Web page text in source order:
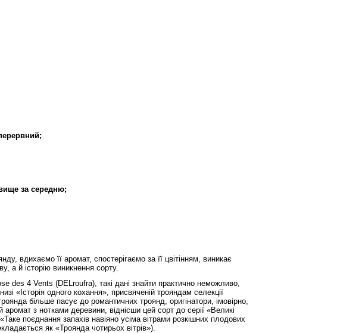
за середню;
вдихаємо її аромат, спостерігаємо за її цвітінням, виникає
а й історію виникнення сорту.
des 4 Vents (DELroufra), такі дані знайти практично неможливо,
«Історія одного кохання», присвяченій трояндам селекції
більше пасує до романтичних троянд, оригінатори, імовірно,
аромат з нотками деревини, віднісши цей сорт до серії «Великі
поєднання запахів навіяно усіма вітрами розкішних плодових
як «Троянда чотирьох вітрів»).